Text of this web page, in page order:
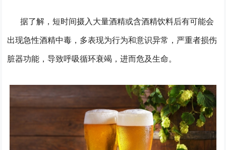
据了解，短时间摄入大量酒精或含酒精饮料后有可能会
出现急性酒精中毒，多表现为行为和意识异常，严重者损伤
脏器功能，导致呼吸循环衰竭，进而危及生命。